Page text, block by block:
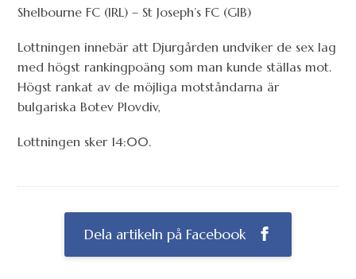
Shelbourne FC (IRL) – St Joseph’s FC (GIB)
Lottningen innebär att Djurgården undviker de sex lag
med högst rankingpoäng som man kunde ställas mot.
Högst rankat av de möjliga motståndarna är
bulgariska Botev Plovdiv,
Lottningen sker 14:00.
Dela artikeln på Facebook